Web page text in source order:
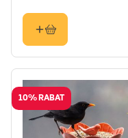
10% RABAT